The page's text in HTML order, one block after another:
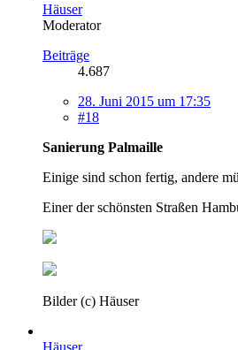
Häuser
Moderator
Beiträge
4.687
28. Juni 2015 um 17:35
#18
Sanierung Palmaille
Einige sind schon fertig, andere
Einer der schönsten Straßen
Bilder (c) Häuser
Häuser